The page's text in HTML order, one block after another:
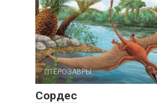
ПТЕРОЗАВРЫ
Сордес